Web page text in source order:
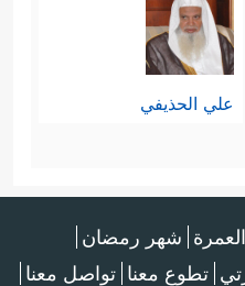
علي الحذيفي
شهر رمضان
تطوع معنا تواصل معنا